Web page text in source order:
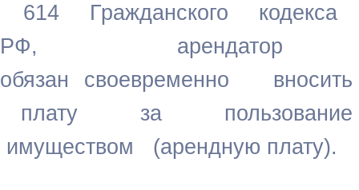
614 Гражданского кодекса
РФ, арендатор
обязан своевременно вносить
плату за пользование
имуществом (арендную плату).